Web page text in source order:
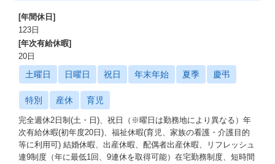
[年間休日]
123日
[年次有給休暇]
20日
土曜日 日曜日 祝日 年末年始 夏季 慶弔
特別 産休 育児
完全週休2日制(土・日)、祝日（※曜日は勤務地により異なる）年
次有給休暇(初年度20日)、福祉休暇(育児、家族の看護・介護目的
等に利用可) 結婚休暇、出産休暇、配偶者出産休暇、リフレッシュ
連9制度（年に最低1回、9連休を取得可能）在宅勤務制度、短時間